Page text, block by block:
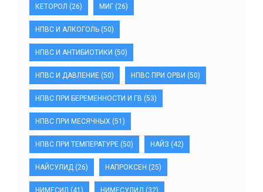
КЕТОРОЛ (26) МИГ (26)
НПВС И АЛКОГОЛЬ (50)
НПВС И АНТИБИОТИКИ (50)
НПВС И ДАВЛЕНИЕ (50) НПВС ПРИ ОРВИ (50)
НПВС ПРИ БЕРЕМЕННОСТИ И ГВ (53)
НПВС ПРИ МЕСЯЧНЫХ (51)
НПВС ПРИ ТЕМПЕРАТУРЕ (50) НАЙЗ (42)
НАЙСУЛИД (26) НАПРОКСЕН (25)
НИМЕСИЛ (41) НИМЕСУЛИД (32)